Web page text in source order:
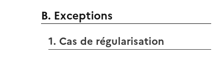
B. Exceptions
1. Cas de régularisation